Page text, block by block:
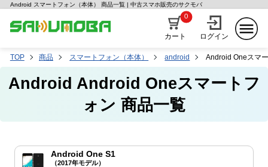
Android スマートフォン（本体） 商品一覧 | 中古スマホ販売のサクモバ
カート
0
ログイン
TOP 商品 スマートフォン（本体） android Android Oneスマ
Android Android Oneスマートフ
ォン 商品一覧
Android One S1
（2017年モデル）